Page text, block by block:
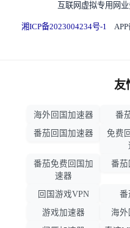
互联网虚拟专用网
湘ICP备2023004234号-1 APP
友
海外回国加速器 番
番茄回国加速器
免费
番茄免费回国加
速器
番茄
回国游戏VPN 番
游戏加速器
海